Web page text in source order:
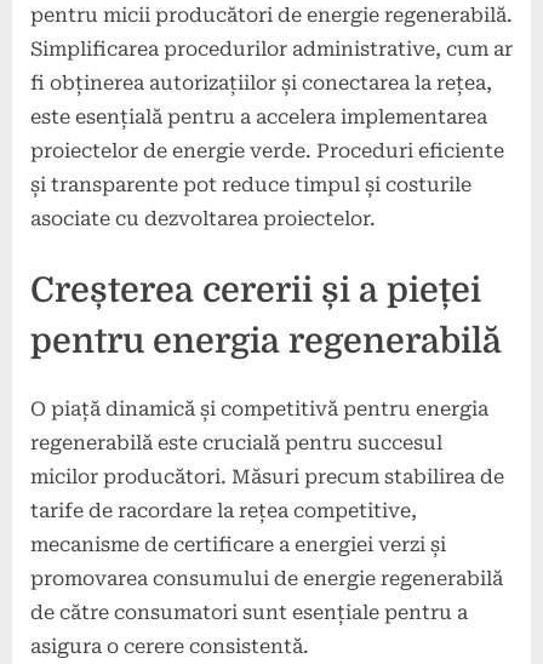
pentru micii producători de energie regenerabilă.
Simplificarea procedurilor administrative, cum ar
fi obținerea autorizațiilor și conectarea la rețea,
este esențială pentru a accelera implementarea
proiectelor de energie verde. Proceduri eficiente
și transparente pot reduce timpul și costurile
asociate cu dezvoltarea proiectelor.
Creșterea cererii și a pieței
pentru energia regenerabilă
O piață dinamică și competitivă pentru energia
regenerabilă este crucială pentru succesul
micilor producători. Măsuri precum stabilirea de
tarife de racordare la rețea competitive,
mecanisme de certificare a energiei verzi și
promovarea consumului de energie regenerabilă
de către consumatori sunt esențiale pentru a
asigura o cerere consistentă.